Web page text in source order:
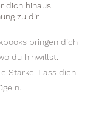
dich hinaus.
zu dir.
bringen dich
du hinwillst.
Stärke. Lass dich